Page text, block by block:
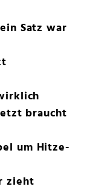
Satz war
braucht
um Hitze-
zieht